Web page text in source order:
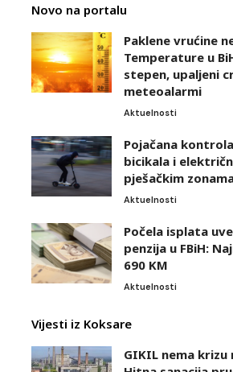
Novo na portalu
Paklene vrućine
Temperature u
stepen, upaljeni
meteoalarmi
Aktuelnosti
Pojačana
bicikala i
pješačkim
Aktuelnosti
Počela isplata
penzija u FBiH:
690 KM
Aktuelnosti
Vijesti iz Koksare
GIKIL nema